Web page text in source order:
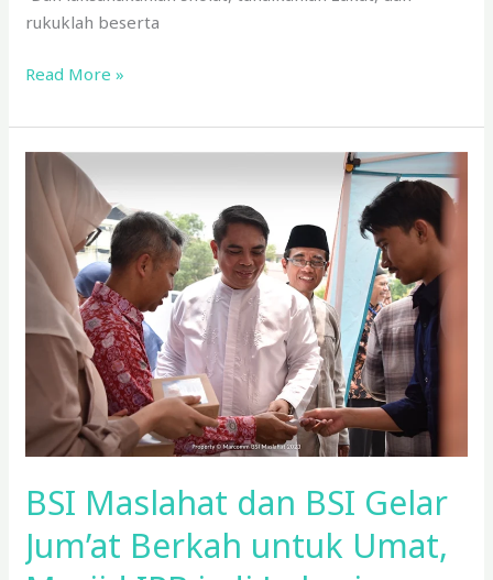
rukuklah beserta
Read More »
BSI Maslahat dan BSI Gelar
Jum’at Berkah untuk Umat,
BSI
Maslahat
dan
Gelar
Jum’at
Berkah
untuk
Umat,
Masjid
IPB
Lokasi
Pertama